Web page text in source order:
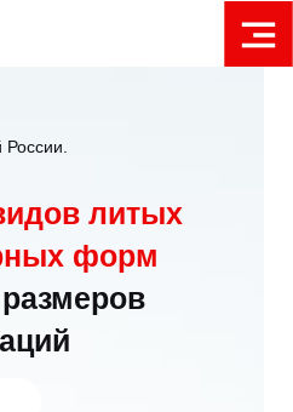
литых
форм
России.